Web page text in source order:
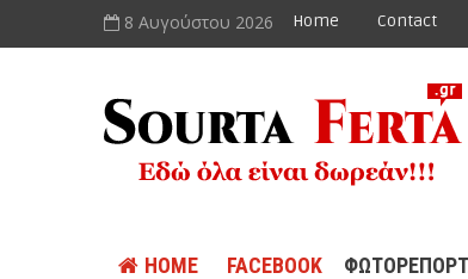
8 Αυγούστου 2026 Home Contact
HOME FACEBOOK